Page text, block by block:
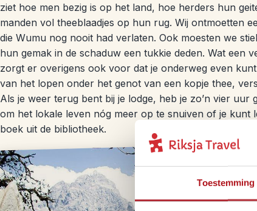
Toestemming
ziet hoe men bezig is op het land, hoe herders hun
manden vol theeblaadjes op hun rug. Wij ontmoetten
die Wumu nog nooit had verlaten. Ook moesten we
hun gemak in de schaduw een tukkie deden. Wat een
zorgt er overigens ook voor dat je onderweg even
van het lopen onder het genot van een kopje thee,
Als je weer terug bent bij je lodge, heb je zo’n vier uur
om het lokale leven nóg meer op te snuiven of je
boek uit de bibliotheek.